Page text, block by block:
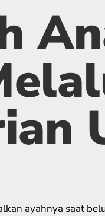
ayahnya saat